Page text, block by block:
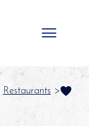
Restaurants >